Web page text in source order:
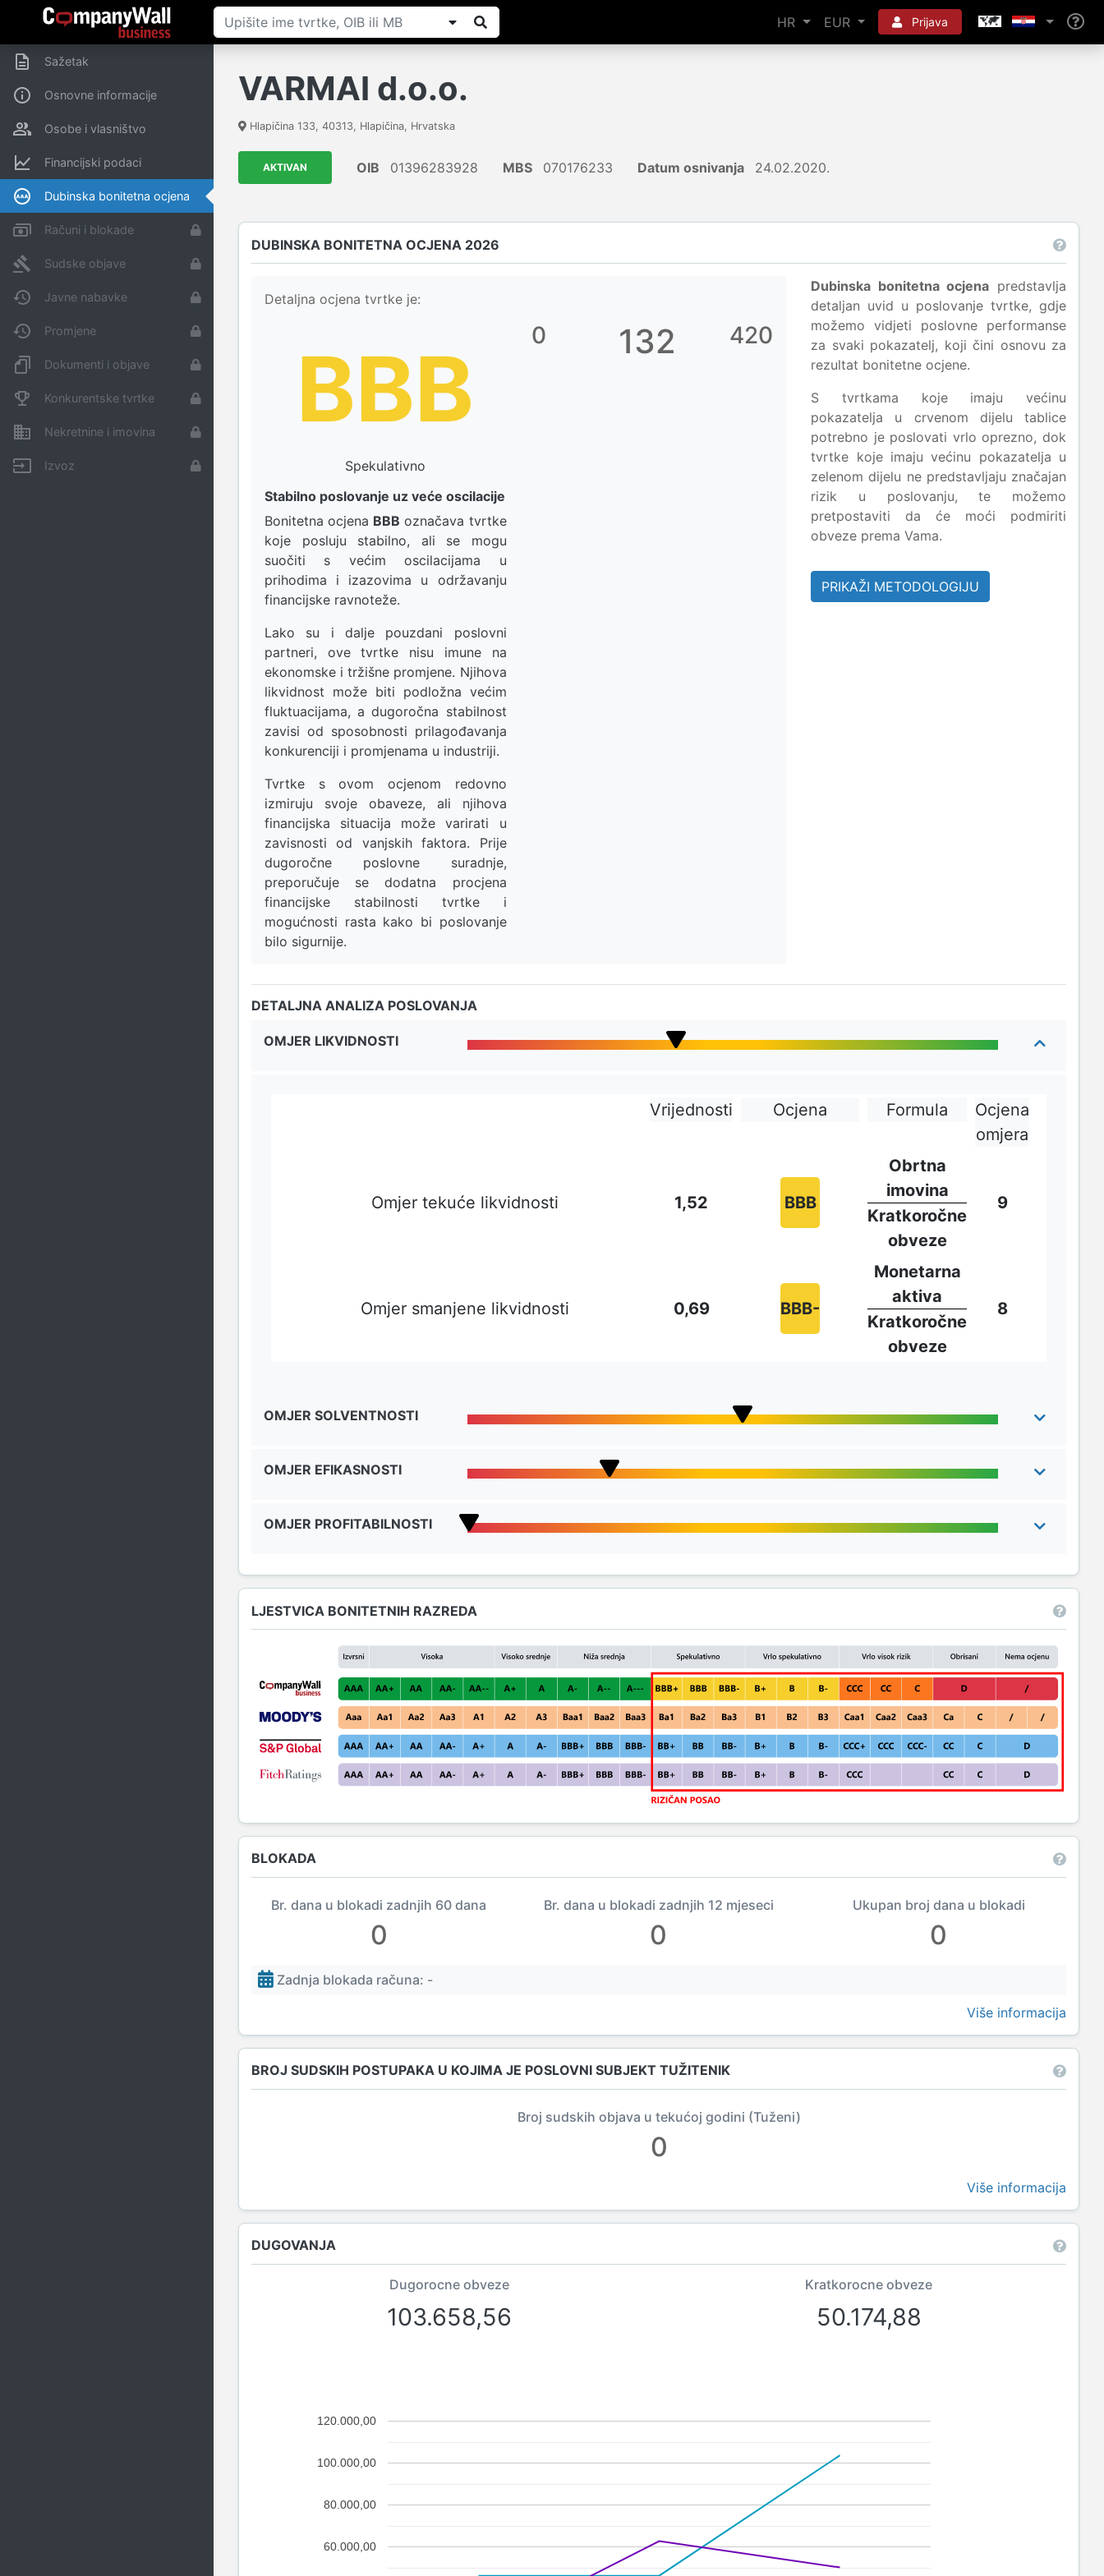
HR EUR Prijava
Sažetak
Osnovne informacije
Osobe i vlasništvo
Financijski podaci
Dubinska bonitetna ocjena
Računi i blokade
Sudske objave
Javne nabavke
Promjene
Dokumenti i objave
Konkurentske tvrtke
Nekretnine i imovina
Izvoz
VARMAI d.o.o.
Hlapičina 133, 40313, Hlapičina, Hrvatska
AKTIVAN OIB 01396283928 MBS 070176233 Datum osnivanja 24.02.2020.
DUBINSKA BONITETNA OCJENA 2026
Detaljna ocjena tvrtke je:
BBB
Spekulativno
Stabilno poslovanje uz veće oscilacije
Bonitetna ocjena BBB označava tvrtke
koje posluju stabilno, ali se mogu
suočiti s većim oscilacijama u
prihodima i izazovima u održavanju
financijske ravnoteže.
Lako su i dalje pouzdani poslovni
partneri, ove tvrtke nisu imune na
ekonomske i tržišne promjene. Njihova
likvidnost može biti podložna većim
fluktuacijama, a dugoročna stabilnost
zavisi od sposobnosti prilagođavanja
konkurenciji i promjenama u industriji.
Tvrtke s ovom ocjenom redovno
izmiruju svoje obaveze, ali njihova
financijska situacija može varirati u
zavisnosti od vanjskih faktora. Prije
dugoročne poslovne suradnje,
preporučuje se dodatna procjena
financijske stabilnosti tvrtke i
mogućnosti rasta kako bi poslovanje
bilo sigurnije.
0 132 420
Dubinska bonitetna ocjena predstavlja
detaljan uvid u poslovanje tvrtke, gdje
možemo vidjeti poslovne performanse
za svaki pokazatelj, koji čini osnovu za
rezultat bonitetne ocjene.
S tvrtkama koje imaju većinu
pokazatelja u crvenom dijelu tablice
potrebno je poslovati vrlo oprezno, dok
tvrtke koje imaju većinu pokazatelja u
zelenom dijelu ne predstavljaju značajan
rizik u poslovanju, te možemo
pretpostaviti da će moći podmiriti
obveze prema Vama.
PRIKAŽI METODOLOGIJU
DETALJNA ANALIZA POSLOVANJA
OMJER LIKVIDNOSTI
Vrijednosti Ocjena Formula
Ocjena
omjera
Omjer tekuće likvidnosti 1,52 BBB
Obrtna
imovina
Kratkoročne
obveze
9
Omjer smanjene likvidnosti 0,69 BBB-
Monetarna
aktiva
Kratkoročne
obveze
8
OMJER SOLVENTNOSTI
OMJER EFIKASNOSTI
OMJER PROFITABILNOSTI
LJESTVICA BONITETNIH RAZREDA
BLOKADA
Br. dana u blokadi zadnjih 60 dana
0
Br. dana u blokadi zadnjih 12 mjeseci
0
Ukupan broj dana u blokadi
0
Zadnja blokada računa: -
Više informacija
BROJ SUDSKIH POSTUPAKA U KOJIMA JE POSLOVNI SUBJEKT TUŽITENIK
Broj sudskih objava u tekućoj godini (Tuženi)
0
Više informacija
DUGOVANJA
Dugorocne obveze
103.658,56
Kratkorocne obveze
50.174,88
60.000,00
80.000,00
100.000,00
120.000,00